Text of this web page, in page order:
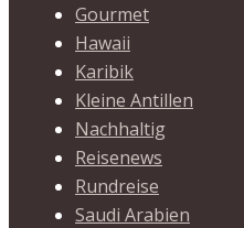
Gourmet
Hawaii
Karibik
Kleine Antillen
Nachhaltig
Reisenews
Rundreise
Saudi Arabien